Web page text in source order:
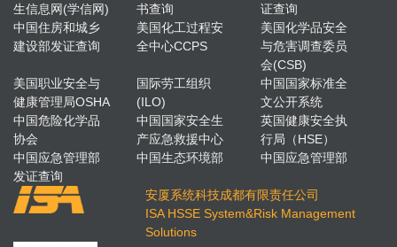
生信息网(学信网)
书查询
证查询
中国住房和城乡
建设部发证查询
美国化工过程安
全中心CCPS
美国化学品安全
与危害调查委员
会(CSB)
美国职业安全与
健康管理局OSHA
国际劳工组织
(ILO)
中国国家标准全
文公开系统
中国危险化学品
协会
中国国家安全生
产应急救援中心
英国健康安全执
行局（HSE）
中国应急管理部
发证查询
中国生态环境部 中国应急管理部
安厦系统科技成都有限责任公司
ISA HSSE System&Risk Management
Solutions